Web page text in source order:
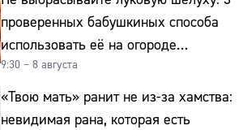
проверенных бабушкиных способа
использовать её на огороде
и для здоровья этой зимой
9:30 – 8 августа
«Твою мать» ранит не из-за хамства:
невидимая рана, которая есть